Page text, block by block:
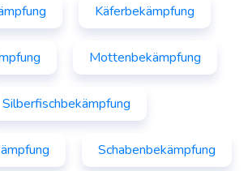
Käferbekämpfung
Mottenbekämpfung
Silberfischbekämpfung
Schabenbekämpfung